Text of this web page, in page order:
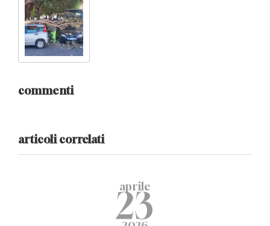
commenti
articoli correlati
aprile
23